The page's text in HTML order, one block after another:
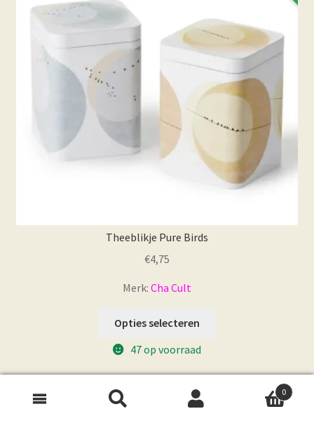
worden
productpagina
Theeblikje Pure Birds
€4,75
Merk: Cha Cult
Opties selecteren
47 op voorraad
NIEUW
0